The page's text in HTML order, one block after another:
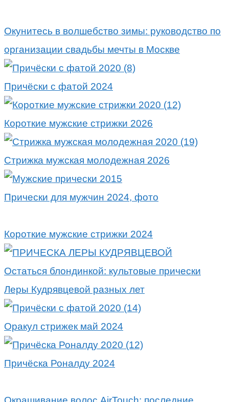
Окунитесь в волшебство зимы: руководство по
организации свадьбы мечты в Москве
Причёски с фатой 2024
Короткие мужские стрижки 2026
Стрижка мужская молодежная 2026
Прически для мужчин 2024, фото
Короткие мужские стрижки 2024
Остаться блондинкой: культовые прически
Леры Кудрявцевой разных лет
Оракул стрижек май 2024
Причёска Роналду 2024